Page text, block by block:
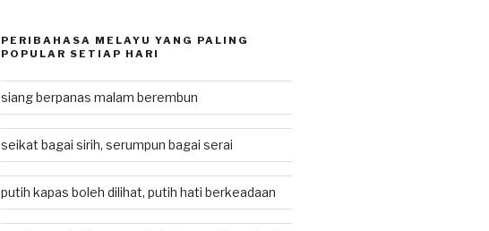
PERIBAHASA MELAYU YANG PALING
POPULAR SETIAP HARI
siang berpanas malam berembun
seikat bagai sirih, serumpun bagai serai
putih kapas boleh dilihat, putih hati berkeadaan